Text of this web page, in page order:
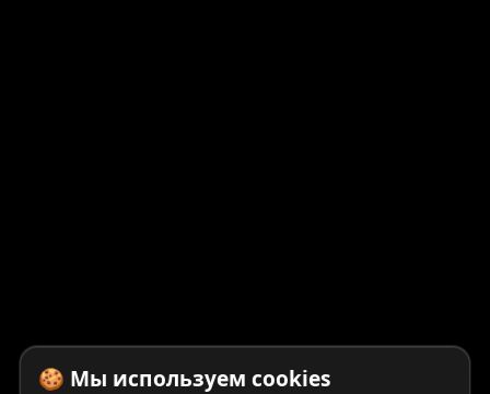
🍪 Мы используем cookies